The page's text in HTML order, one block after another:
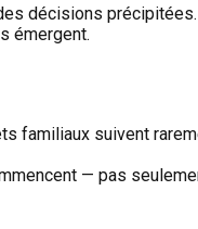
décisions précipitées.
émergent.
familiaux suivent
— pas